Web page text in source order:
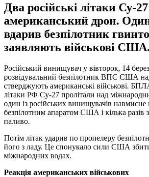
Два російські літаки Су-
американський дрон.
вдарив безпілотник
заявляють військові США.
Російський винищувач у вівторок, 14
розвідувальний безпілотник ВПС США
стверджують американські військові.
літаки РФ Су-27 пролітали над
один із російських винищувачів навмисне
безпілотним апаратом США і кілька разів
паливо.
Потім літак ударив по пропелеру
його з ладу. Це спонукало сили США
міжнародних водах.
Реакція американських військових